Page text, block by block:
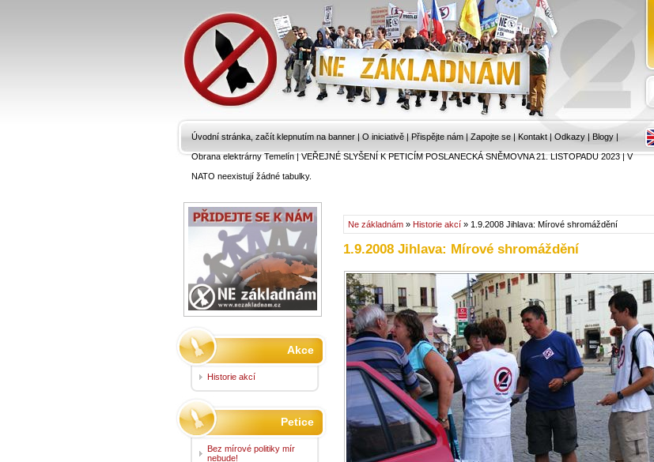
Úvodní stránka, začít klepnutím na banner | O iniciativě | Přispějte nám | Zapojte se | Kontakt | Odkazy | Blogy |
Obrana elektrárny Temelín|VEŘEJNÉ SLYŠENÍ K PETICÍM POSLANECKÁ SNĚMOVNA 21. LISTOPADU 2023|V
NATO neexistují žádné tabulky.
Ne základnám » Historie akcí » 1.9.2008 Jihlava: Mírové shromáždění
1.9.2008 Jihlava: Mírové shromáždění
Akce
Historie akcí
Petice
Bez mírové politiky mír
nebude!